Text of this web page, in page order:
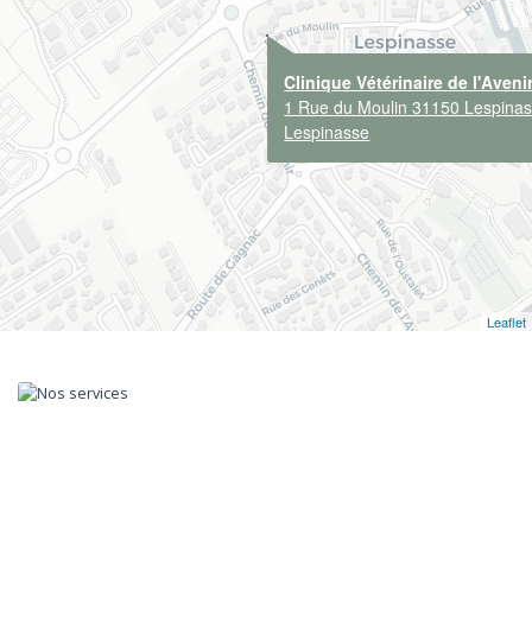
Clinique Vétérinaire de
1 Rue du Moulin 31150
Lespinasse
Leaflet